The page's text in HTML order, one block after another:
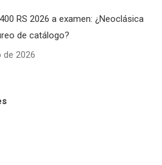
RS 2026 a examen: ¿Neoclásica
de catálogo?
2026